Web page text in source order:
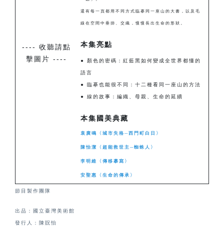
---- 收聽請點
擊圖片 ----
還有每一頁都用不同方式臨摹同一座山的大書，以及毛
線在空間中垂掛、交織，慢慢長出生命的形狀。
本集亮點
● 顏色的密碼：紅藍黑如何變成全世界都懂的
語言
● 臨摹也能很不同：十二種看同一座山的方法
● 線的故事：編織、母親、生命的延續
本集國美典藏
袁廣鳴〈城市失格─西門町白日〉
陳怡潔〈超能救世主─蜘蛛人〉
李明維〈傳移摹寫〉
安聖惠 〈生命的傳承〉
節目製作團隊
出品：國立臺灣美術館
發行人：陳貺怡